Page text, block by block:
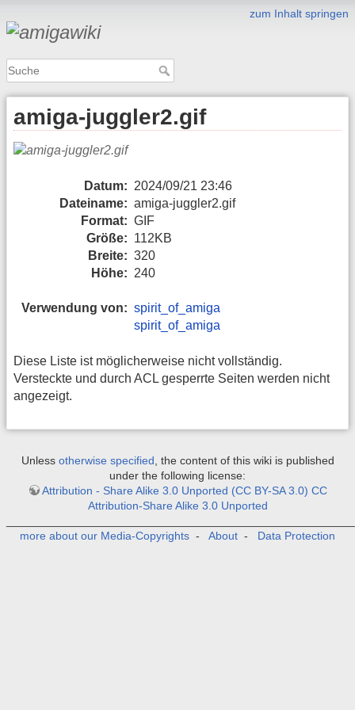
zum Inhalt springen
amiga-juggler2.gif
Datum: 2024/09/21 23:46
Dateiname: amiga-juggler2.gif
Format: GIF
Größe: 112KB
Breite: 320
Höhe: 240
Verwendung von: spirit_of_amiga
spirit_of_amiga
Diese Liste ist möglicherweise nicht vollständig.
Versteckte und durch ACL gesperrte Seiten werden nicht
angezeigt.
Unless otherwise specified, the content of this wiki is published
under the following license:
Attribution - Share Alike 3.0 Unported (CC BY-SA 3.0) CC
Attribution-Share Alike 3.0 Unported
more about our Media-Copyrights - About - Data Protection